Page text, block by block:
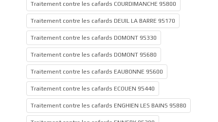
Traitement contre les cafards COURDIMANCHE 95800
Traitement contre les cafards DEUIL LA BARRE 95170
Traitement contre les cafards DOMONT 95330
Traitement contre les cafards DOMONT 95680
Traitement contre les cafards EAUBONNE 95600
Traitement contre les cafards ECOUEN 95440
Traitement contre les cafards ENGHIEN LES BAINS 95880